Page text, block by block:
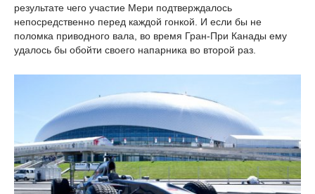
результате чего участие Мери подтверждалось
непосредственно перед каждой гонкой. И если бы не
поломка приводного вала, во время Гран-При Канады ему
удалось бы обойти своего напарника во второй раз.